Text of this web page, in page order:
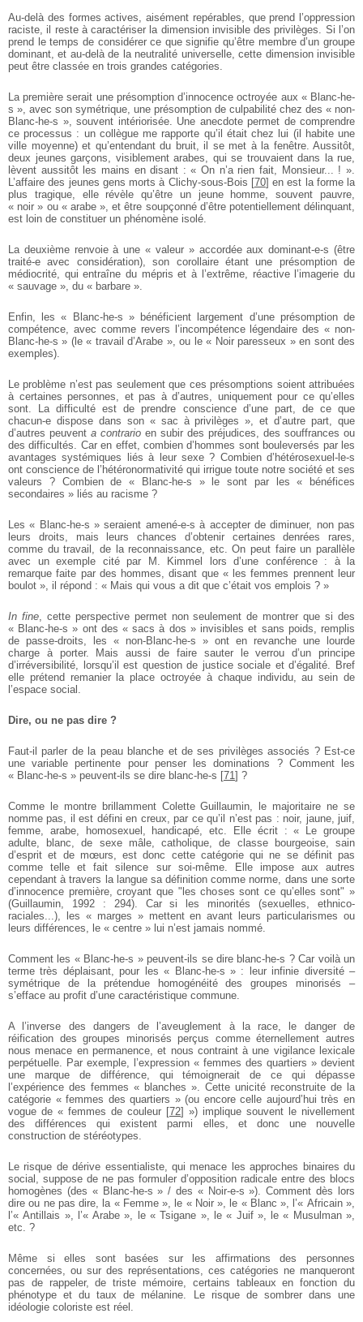
Au-delà des formes actives, aisément repérables, que prend l’oppression
raciste, il reste à caractériser la dimension invisible des privilèges. Si l’on
prend le temps de considérer ce que signifie qu’être membre d’un groupe
dominant, et au-delà de la neutralité universelle, cette dimension invisible
peut être classée en trois grandes catégories.
La première serait une présomption d’innocence octroyée aux « Blanc-he-
s », avec son symétrique, une présomption de culpabilité chez des « non-
Blanc-he-s », souvent intériorisée. Une anecdote permet de comprendre
ce processus : un collègue me rapporte qu’il était chez lui (il habite une
ville moyenne) et qu’entendant du bruit, il se met à la fenêtre. Aussitôt,
deux jeunes garçons, visiblement arabes, qui se trouvaient dans la rue,
lèvent aussitôt les mains en disant : « On n’a rien fait, Monsieur... ! ».
L’affaire des jeunes gens morts à Clichy-sous-Bois [70] en est la forme la
plus tragique, elle révèle qu’être un jeune homme, souvent pauvre,
« noir » ou « arabe », et être soupçonné d’être potentiellement délinquant,
est loin de constituer un phénomène isolé.
La deuxième renvoie à une « valeur » accordée aux dominant-e-s (être
traité-e avec considération), son corollaire étant une présomption de
médiocrité, qui entraîne du mépris et à l’extrême, réactive l’imagerie du
« sauvage », du « barbare ».
Enfin, les « Blanc-he-s » bénéficient largement d’une présomption de
compétence, avec comme revers l’incompétence légendaire des « non-
Blanc-he-s » (le « travail d’Arabe », ou le « Noir paresseux » en sont des
exemples).
Le problème n’est pas seulement que ces présomptions soient attribuées
à certaines personnes, et pas à d’autres, uniquement pour ce qu’elles
sont. La difficulté est de prendre conscience d’une part, de ce que
chacun-e dispose dans son « sac à privilèges », et d’autre part, que
d’autres peuvent a contrario en subir des préjudices, des souffrances ou
des difficultés. Car en effet, combien d’hommes sont bouleversés par les
avantages systémiques liés à leur sexe ? Combien d’hétérosexuel-le-s
ont conscience de l’hétéronormativité qui irrigue toute notre société et ses
valeurs ? Combien de « Blanc-he-s » le sont par les « bénéfices
secondaires » liés au racisme ?
Les « Blanc-he-s » seraient amené-e-s à accepter de diminuer, non pas
leurs droits, mais leurs chances d’obtenir certaines denrées rares,
comme du travail, de la reconnaissance, etc. On peut faire un parallèle
avec un exemple cité par M. Kimmel lors d’une conférence : à la
remarque faite par des hommes, disant que « les femmes prennent leur
boulot », il répond : « Mais qui vous a dit que c’était vos emplois ? »
In fine, cette perspective permet non seulement de montrer que si des
« Blanc-he-s » ont des « sacs à dos » invisibles et sans poids, remplis
de passe-droits, les « non-Blanc-he-s » ont en revanche une lourde
charge à porter. Mais aussi de faire sauter le verrou d’un principe
d’irréversibilité, lorsqu’il est question de justice sociale et d’égalité. Bref
elle prétend remanier la place octroyée à chaque individu, au sein de
l’espace social.
Dire, ou ne pas dire ?
Faut-il parler de la peau blanche et de ses privilèges associés ? Est-ce
une variable pertinente pour penser les dominations ? Comment les
« Blanc-he-s » peuvent-ils se dire blanc-he-s [71] ?
Comme le montre brillamment Colette Guillaumin, le majoritaire ne se
nomme pas, il est défini en creux, par ce qu’il n’est pas : noir, jaune, juif,
femme, arabe, homosexuel, handicapé, etc. Elle écrit : « Le groupe
adulte, blanc, de sexe mâle, catholique, de classe bourgeoise, sain
d’esprit et de mœurs, est donc cette catégorie qui ne se définit pas
comme telle et fait silence sur soi-même. Elle impose aux autres
cependant à travers la langue sa définition comme norme, dans une sorte
d’innocence première, croyant que "les choses sont ce qu’elles sont" »
(Guillaumin, 1992 : 294). Car si les minorités (sexuelles, ethnico-
raciales...), les « marges » mettent en avant leurs particularismes ou
leurs différences, le « centre » lui n’est jamais nommé.
Comment les « Blanc-he-s » peuvent-ils se dire blanc-he-s ? Car voilà un
terme très déplaisant, pour les « Blanc-he-s » : leur infinie diversité –
symétrique de la prétendue homogénéité des groupes minorisés –
s’efface au profit d’une caractéristique commune.
A l’inverse des dangers de l’aveuglement à la race, le danger de
réification des groupes minorisés perçus comme éternellement autres
nous menace en permanence, et nous contraint à une vigilance lexicale
perpétuelle. Par exemple, l’expression « femmes des quartiers » devient
une marque de différence, qui témoignerait de ce qui dépasse
l’expérience des femmes « blanches ». Cette unicité reconstruite de la
catégorie « femmes des quartiers » (ou encore celle aujourd’hui très en
vogue de « femmes de couleur [72] ») implique souvent le nivellement
des différences qui existent parmi elles, et donc une nouvelle
construction de stéréotypes.
Le risque de dérive essentialiste, qui menace les approches binaires du
social, suppose de ne pas formuler d’opposition radicale entre des blocs
homogènes (des « Blanc-he-s » / des « Noir-e-s »). Comment dès lors
dire ou ne pas dire, la « Femme », le « Noir », le « Blanc », l’« Africain »,
l’« Antillais », l’« Arabe », le « Tsigane », le « Juif », le « Musulman »,
etc. ?
Même si elles sont basées sur les affirmations des personnes
concernées, ou sur des représentations, ces catégories ne manqueront
pas de rappeler, de triste mémoire, certains tableaux en fonction du
phénotype et du taux de mélanine. Le risque de sombrer dans une
idéologie coloriste est réel.